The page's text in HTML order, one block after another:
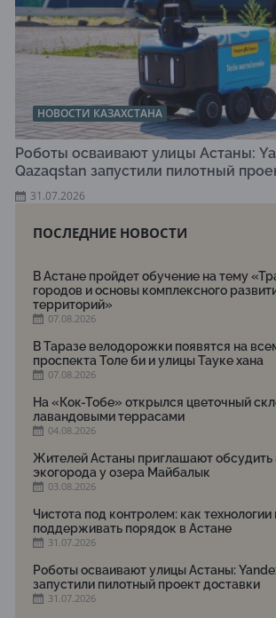
НОВОСТИ КАЗАХСТАНА
Роботы осваивают улицы Астаны:
Qazaqstan запустили пилотный
31.07.2026
ПОСЛЕДНИЕ НОВОСТИ
В Астане пройдет обучение на тему
городов и основы комплексного
территорий»
07.08.2026
В Таразе велодорожки появятся на
проспекта Толе би и улицы Тауке хана
07.08.2026
На «Кок-Тобе» открылся цветочный
лавандовыми террасами
04.08.2026
Жителей Астаны приглашают обсудить
экогорода у озера Майбалык
03.08.2026
Чистота под контролем: как
поддерживать порядок в Астане
31.07.2026
Роботы осваивают улицы Астаны:
запустили пилотный проект доставки
31.07.2026